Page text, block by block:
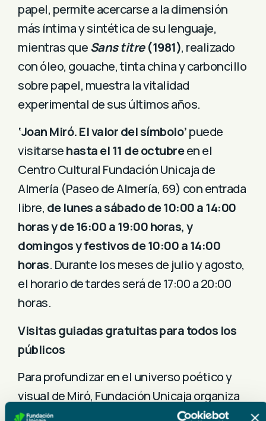
papel, permite acercarse a la dimensión
más íntima y sintética de su lenguaje,
mientras queSans titre(1981), realizado
con óleo, gouache, tinta china y carboncillo
sobre papel, muestra la vitalidad
experimental de sus últimos años.
‘Joan Miró. El valor del símbolo’puede
visitarsehasta el 11 de octubreen el
Centro Cultural Fundación Unicaja de
Almería (Paseo de Almería, 69) con entrada
libre, de lunes a sábado de 10:00 a 14:00
horas y de 16:00 a 19:00 horas, y
domingos y festivos de 10:00 a 14:00
horas. Durante los meses de julio y agosto,
el horario de tardes será de 17:00 a 20:00
horas.
Visitas guiadas gratuitas para todos los
públicos
Para profundizar en el universo poético y
visual de Miró, Fundación Unicaja organiza
visitas guiadas gratuitas a la exposición